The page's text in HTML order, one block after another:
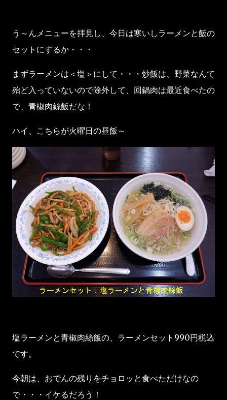
う～んメニューを拝見し、今日は寒いしラーメンと飯の
セットにするか・・・
まずラーメンは＜塩＞にして・・・炒飯は、野菜なんて
殆ど入っていないので除外して、回鍋肉は最近食べたの
で、青椒肉絲飯だな！
ハイ、こちらが火曜日の昼飯～
塩ラーメンと青椒肉絲飯の、ラーメンセット990円税込
です。
今朝は、おでんの残りをチョロッと食べただけなの
で・・・イケるだろう！